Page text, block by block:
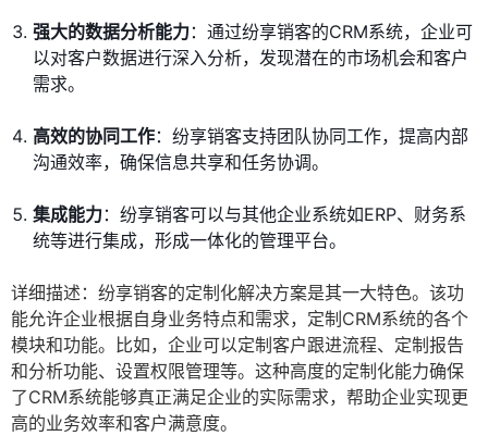
强大的数据分析能力：通过纷享销客的CRM系统，企业可
以对客户数据进行深入分析，发现潜在的市场机会和客户
需求。
高效的协同工作：纷享销客支持团队协同工作，提高内部
沟通效率，确保信息共享和任务协调。
集成能力：纷享销客可以与其他企业系统如ERP、财务系
统等进行集成，形成一体化的管理平台。
详细描述：纷享销客的定制化解决方案是其一大特色。该功
能允许企业根据自身业务特点和需求，定制CRM系统的各个
模块和功能。比如，企业可以定制客户跟进流程、定制报告
和分析功能、设置权限管理等。这种高度的定制化能力确保
了CRM系统能够真正满足企业的实际需求，帮助企业实现更
高的业务效率和客户满意度。